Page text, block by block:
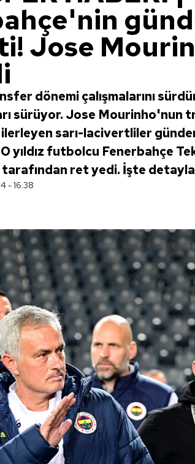
Jose
dönemi çalışmalarını
sürüyor. Jose Mourinho'nun
sarı-lacivertliler
O yıldız futbolcu Fenerbahçe
ret yedi. İşte
- 16:38